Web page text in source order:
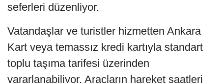
seferleri düzenliyor.
Vatandaşlar ve turistler hizmetten Ankara
Kart veya temassız kredi kartıyla standart
toplu taşıma tarifesi üzerinden
yararlanabiliyor. Araçların hareket saatleri